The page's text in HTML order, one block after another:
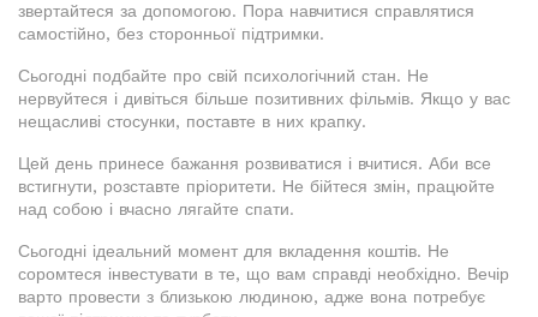
звертайтеся за допомогою. Пора навчитися справлятися
самостійно, без сторонньої підтримки.
Сьогодні подбайте про свій психологічний стан. Не
нервуйтеся і дивіться більше позитивних фільмів. Якщо у вас
нещасливі стосунки, поставте в них крапку.
Цей день принесе бажання розвиватися і вчитися. Аби все
встигнути, розставте пріоритети. Не бійтеся змін, працюйте
над собою і вчасно лягайте спати.
Сьогодні ідеальний момент для вкладення коштів. Не
соромтеся інвестувати в те, що вам справді необхідно. Вечір
варто провести з близькою людиною, адже вона потребує